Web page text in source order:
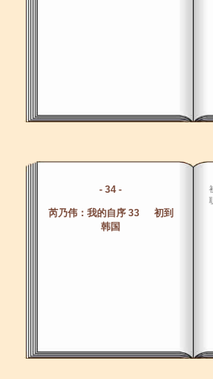
- 34 -
芮乃伟：我的自序 33 初到
韩国